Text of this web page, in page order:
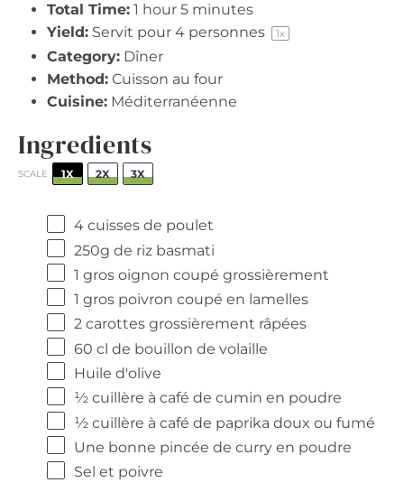
Total Time: 1 hour 5 minutes
Yield: Servit pour 4 personnes 1x
Category: Dîner
Method: Cuisson au four
Cuisine: Méditerranéenne
Ingredients
SCALE 1X 2X 3X
4 cuisses de poulet
250g de riz basmati
1 gros oignon coupé grossièrement
1 gros poivron coupé en lamelles
2 carottes grossièrement râpées
60 cl de bouillon de volaille
Huile d'olive
½ cuillère à café de cumin en poudre
½ cuillère à café de paprika doux ou fumé
Une bonne pincée de curry en poudre
Sel et poivre